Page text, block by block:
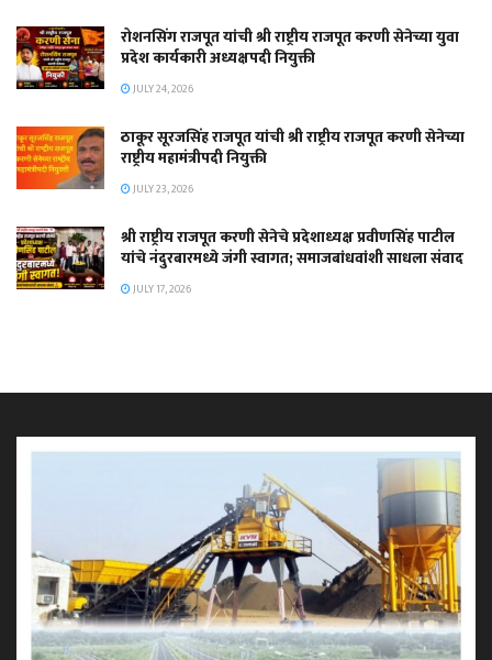
रोशनसिंग राजपूत यांची श्री राष्ट्रीय राजपूत करणी सेनेच्या युवा
प्रदेश कार्यकारी अध्यक्षपदी नियुक्ती
JULY 24, 2026
ठाकूर सूरजसिंह राजपूत यांची श्री राष्ट्रीय राजपूत करणी सेनेच्या
राष्ट्रीय महामंत्रीपदी नियुक्ती
JULY 23, 2026
श्री राष्ट्रीय राजपूत करणी सेनेचे प्रदेशाध्यक्ष प्रवीणसिंह पाटील
यांचे नंदुरबारमध्ये जंगी स्वागत; समाजबांधवांशी साधला संवाद
JULY 17, 2026